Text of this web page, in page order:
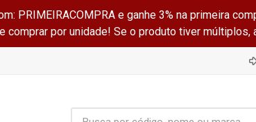
PRIMEIRACOMPRA e ganhe 3% na primeira
comprar por unidade! Se o produto tiver